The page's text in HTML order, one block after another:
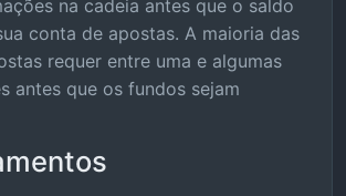
na cadeia antes que o saldo
conta de apostas. A maioria das
requer entre uma e algumas
antes que os fundos sejam